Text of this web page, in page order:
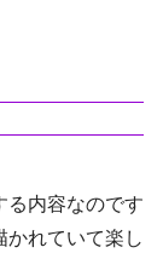
る内容なのです
かれていて楽し